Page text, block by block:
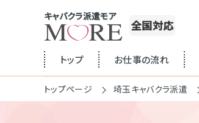
キャバクラ派遣モア
全国対応
トップ お仕事の流れ
トップページ 埼玉キャバクラ派遣